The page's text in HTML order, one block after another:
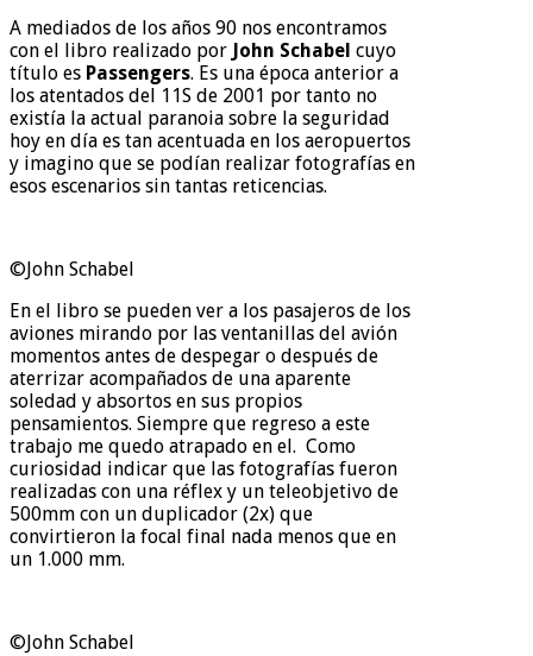
A mediados de los años 90 nos encontramos
con el libro realizado por John Schabel cuyo
título es Passengers. Es una época anterior a
los atentados del 11S de 2001 por tanto no
existía la actual paranoia sobre la seguridad
hoy en día es tan acentuada en los aeropuertos
y imagino que se podían realizar fotografías en
esos escenarios sin tantas reticencias.
©John Schabel
En el libro se pueden ver a los pasajeros de los
aviones mirando por las ventanillas del avión
momentos antes de despegar o después de
aterrizar acompañados de una aparente
soledad y absortos en sus propios
pensamientos. Siempre que regreso a este
trabajo me quedo atrapado en el. Como
curiosidad indicar que las fotografías fueron
realizadas con una réflex y un teleobjetivo de
500mm con un duplicador (2x) que
convirtieron la focal final nada menos que en
un 1.000 mm.
©John Schabel